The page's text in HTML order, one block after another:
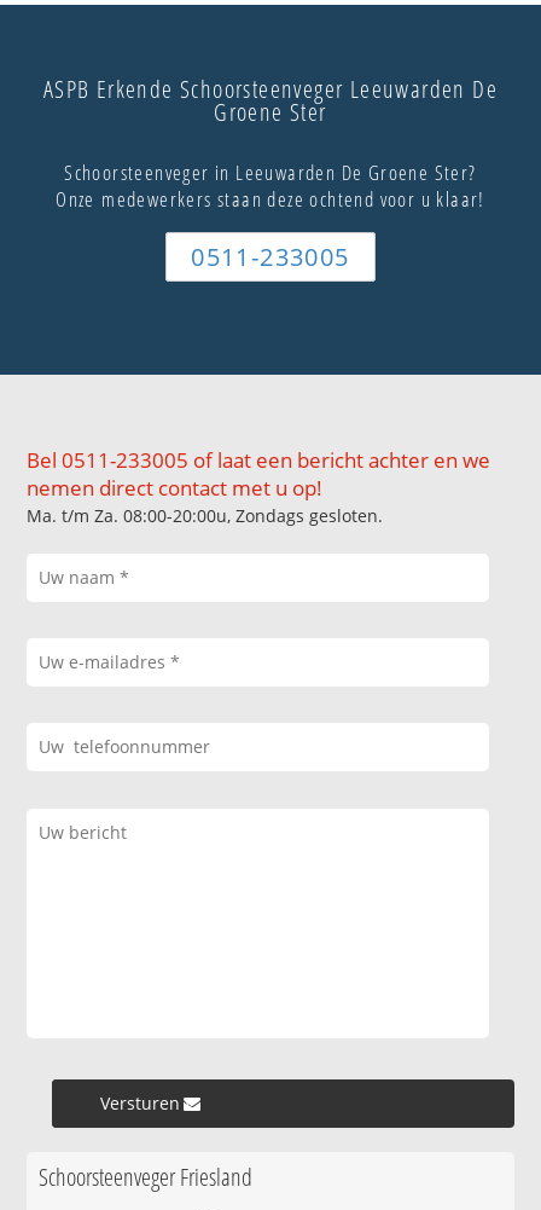
ASPB Erkende Schoorsteenveger Leeuwarden De
Groene Ster
Schoorsteenveger in Leeuwarden De Groene Ster?
Onze medewerkers staan deze ochtend voor u klaar!
0511-233005
Bel 0511-233005 of laat een bericht achter en we
nemen direct contact met u op!
Ma. t/m Za. 08:00-20:00u, Zondags gesloten.
Versturen »
Schoorsteenveger Friesland